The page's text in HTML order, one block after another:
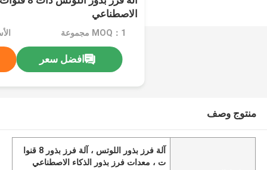
الاصطناعي
MOQ：1 مجموعة
افضل سعر
منتوج وصف
آلة فرز بذور اللوتس ، آلة فرز بذور 8 قنوا
ت ، معدات فرز بذور الذكاء الاصطناعي